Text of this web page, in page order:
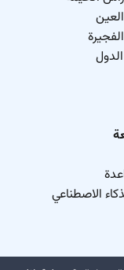
الاصطناعي